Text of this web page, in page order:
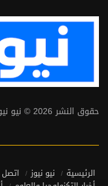
حقوق النشر 2026 © نيو نيوز – جميع الحقوق محفوظة لشركة
الرئيسية نيو نيوز اتصل